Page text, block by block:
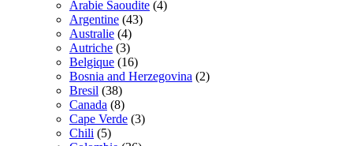
Arabie Saoudite (4)
Argentine (43)
Australie (4)
Autriche (3)
Belgique (16)
Bosnia and Herzegovina (2)
Bresil (38)
Canada (8)
Cape Verde (3)
Chili (5)